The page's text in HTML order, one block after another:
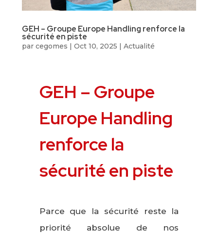
GEH – Groupe Europe Handling renforce la
sécurité en piste
par cegomes | Oct 10, 2025 | Actualité
GEH – Groupe
Europe Handling
renforce la
sécurité en piste
Parce que la sécurité reste la
priorité absolue de nos